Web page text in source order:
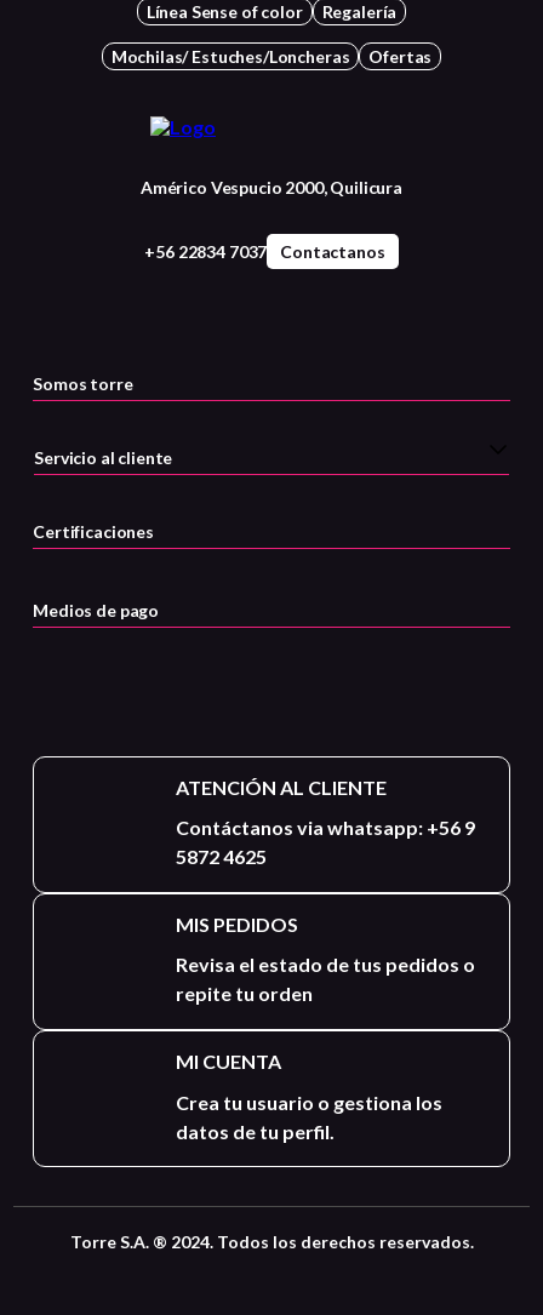
Línea Sense of color Regalería
Mochilas/ Estuches/Loncheras Ofertas
Américo Vespucio 2000, Quilicura
+56 22834 7037 Contactanos
Somos torre
Servicio al cliente
Certificaciones
Medios de pago
ATENCIÓN AL CLIENTE
Contáctanos via whatsapp: +56 9
5872 4625
MIS PEDIDOS
Revisa el estado de tus pedidos o
repite tu orden
MI CUENTA
Crea tu usuario o gestiona los
datos de tu perfil.
Torre S.A. ® 2024. Todos los derechos reservados.